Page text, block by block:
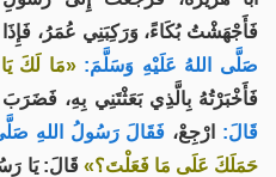
فَأَجْهَشْتُ بُكَاءً، وَرَكِبَنِي عُمَرُ،
صَلَّى اللهُ عَلَيْهِ وَسَلَّمَ: «مَا لَكَ
فَأَخْبَرْتُهُ بِالَّذِي بَعَثْتَنِي بِهِ،
قَالَ: ارْجِعْ، فَقَالَ رَسُولُ اللهِ
حَمَلَكَ عَلَى مَا فَعَلْتَ؟» قَالَ: يَا